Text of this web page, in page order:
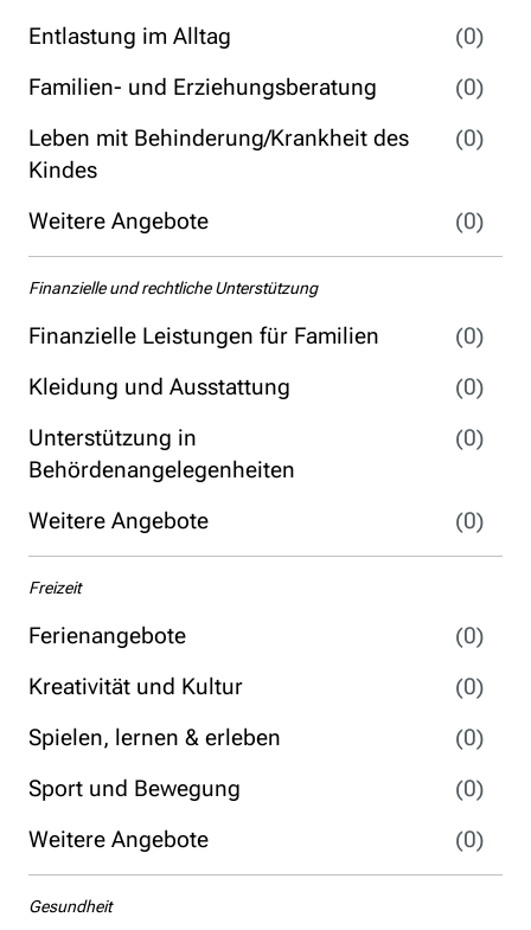
Entlastung im Alltag
(0)
Familien- und Erziehungsberatung
(0)
Leben mit Behinderung/Krankheit des
Kindes
(0)
Weitere Angebote (0)
Finanzielle und rechtliche Unterstützung
Finanzielle Leistungen für Familien
(0)
Kleidung und Ausstattung
(0)
Unterstützung in
Behördenangelegenheiten
(0)
Weitere Angebote (0)
Freizeit
Ferienangebote
(0)
Kreativität und Kultur
(0)
Spielen, lernen & erleben
(0)
Sport und Bewegung
(0)
Weitere Angebote
(0)
Gesundheit